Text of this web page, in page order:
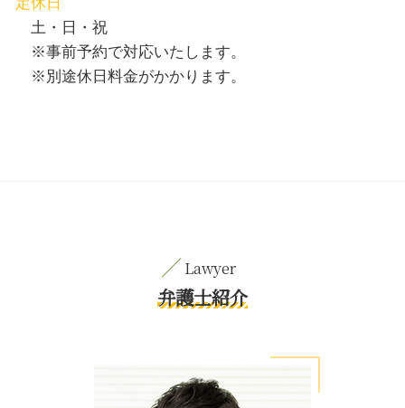
土・日・祝
※事前予約で対応いたします。
※別途休日料金がかかります。
弁護士紹介